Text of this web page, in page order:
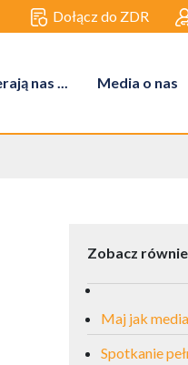
Dołącz do ZDR
nas ... Media o nas
Zobacz
Maj jak
Spotkanie